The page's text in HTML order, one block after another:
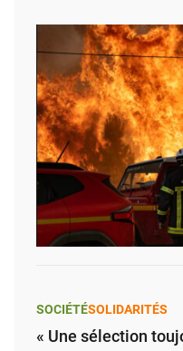
SOCIÉTÉSOLIDARITÉS
« Une sélection